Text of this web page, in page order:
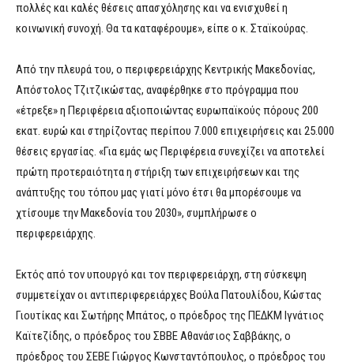
πολλές και καλές θέσεις απασχόλησης και να ενισχυθεί η
κοινωνική συνοχή. Θα τα καταφέρουμε», είπε ο κ. Σταϊκούρας.
Από την πλευρά του, ο περιφερειάρχης Κεντρικής Μακεδονίας,
Απόστολος Τζιτζικώστας, αναφέρθηκε στο πρόγραμμα που
«έτρεξε» η Περιφέρεια αξιοποιώντας ευρωπαϊκούς πόρους 200
εκατ. ευρώ και στηρίζοντας περίπου 7.000 επιχειρήσεις και 25.000
θέσεις εργασίας. «Για εμάς ως Περιφέρεια συνεχίζει να αποτελεί
πρώτη προτεραιότητα η στήριξη των επιχειρήσεων και της
ανάπτυξης του τόπου μας γιατί μόνο έτσι θα μπορέσουμε να
χτίσουμε την Μακεδονία του 2030», συμπλήρωσε ο
περιφερειάρχης.
Εκτός από τον υπουργό και τον περιφερειάρχη, στη σύσκεψη
συμμετείχαν οι αντιπεριφερειάρχες Βούλα Πατουλίδου, Κώστας
Γιουτίκας και Σωτήρης Μπάτος, ο πρόεδρος της ΠΕΔΚΜ Ιγνάτιος
Καϊτεζίδης, ο πρόεδρος του ΣΒΒΕ Αθανάσιος Σαββάκης, ο
πρόεδρος του ΣΕΒΕ Γιώργος Κωνσταντόπουλος, ο πρόεδρος του